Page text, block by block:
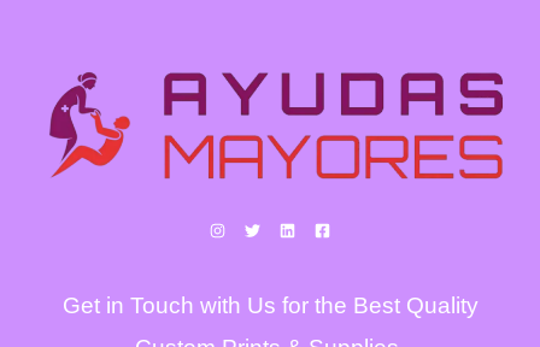
Get in Touch with Us for the Best Quality